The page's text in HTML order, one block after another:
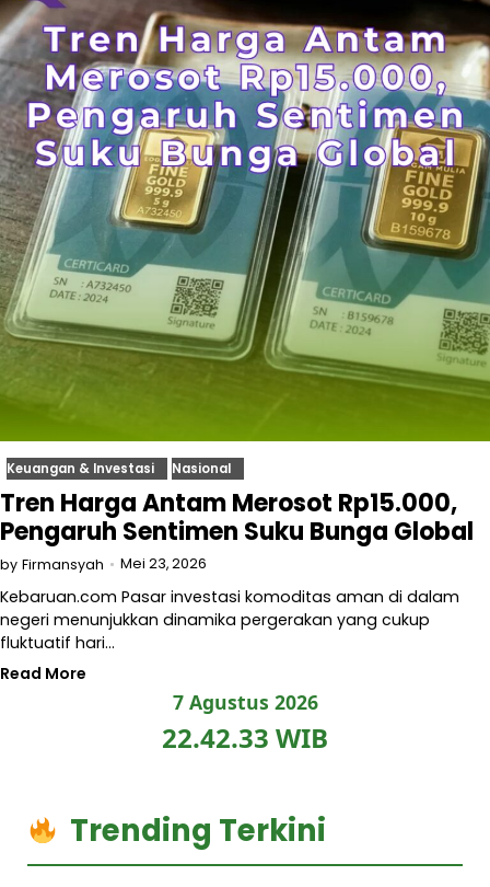
Keuangan & Investasi Nasional
Tren Harga Antam Merosot Rp15.000,
Pengaruh Sentimen Suku Bunga Global
by Firmansyah Mei 23, 2026
Kebaruan.com Pasar investasi komoditas aman di dalam
negeri menunjukkan dinamika pergerakan yang cukup
fluktuatif hari…
Read More
7 Agustus 2026
22.42.33 WIB
Trending Terkini